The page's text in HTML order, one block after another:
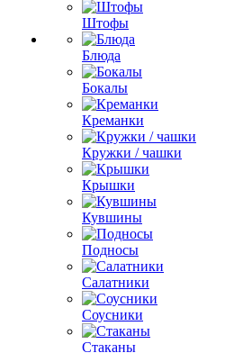
Штофы
Блюда
Бокалы
Креманки
Кружки / чашки
Крышки
Кувшины
Подносы
Салатники
Соусники
Стаканы